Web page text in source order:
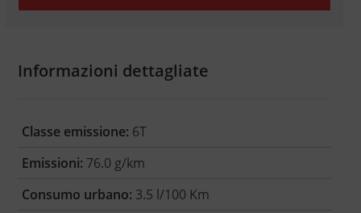
Informazioni dettagliate
Classe emissione: 6T
Emissioni: 76.0 g/km
Consumo urbano: 3.5 l/100 Km